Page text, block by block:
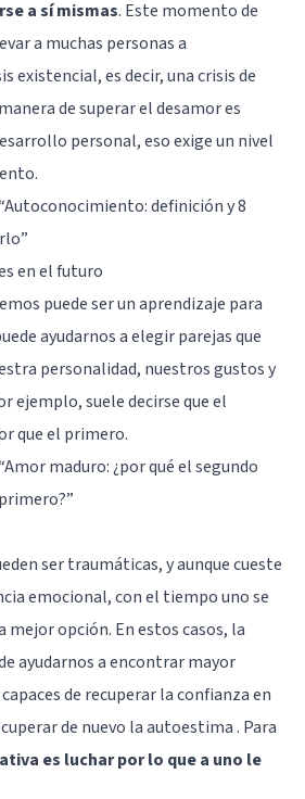
a sí mismas. Este momento de
a muchas personas a
existencial, es decir, una crisis de
de superar el desamor es
personal, eso exige un nivel
Autoconocimiento: definición y 8
”
en el futuro
puede ser un aprendizaje para
ayudarnos a elegir parejas que
personalidad, nuestros gustos y
ejemplo, suele decirse que el
que el primero.
Amor maduro: ¿por qué el segundo
”
ser traumáticas, y aunque cueste
emocional, con el tiempo uno se
mejor opción. En estos casos, la
ayudarnos a encontrar mayor
de recuperar la confianza en
de nuevo la autoestima . Para
es luchar por lo que a uno le